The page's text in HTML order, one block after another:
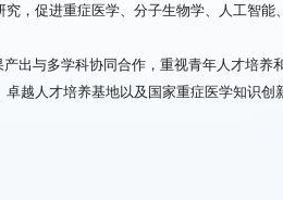
，促进重症医学、分子生物学、人工智
出与多学科协同合作，重视青年人才培
越人才培养基地以及国家重症医学知识